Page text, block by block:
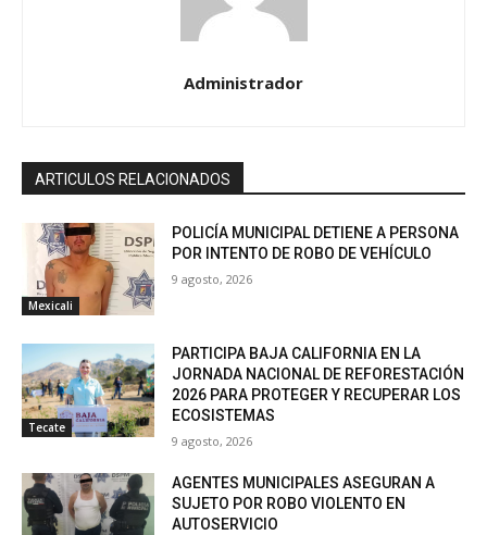
Administrador
ARTICULOS RELACIONADOS
Mexicali
POLICÍA MUNICIPAL DETIENE A PERSONA
POR INTENTO DE ROBO DE VEHÍCULO
9 agosto, 2026
Tecate
PARTICIPA BAJA CALIFORNIA EN LA
JORNADA NACIONAL DE REFORESTACIÓN
2026 PARA PROTEGER Y RECUPERAR LOS
ECOSISTEMAS
9 agosto, 2026
AGENTES MUNICIPALES ASEGURAN A
SUJETO POR ROBO VIOLENTO EN
AUTOSERVICIO